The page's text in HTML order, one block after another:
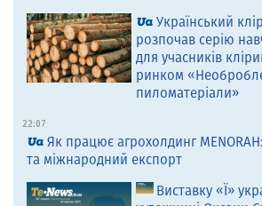
Український
розпочав серію
для учасників
ринком
пиломатеріали»
22:07
Як працює агрохолдинг
та міжнародний експорт
Виставку «Ї»